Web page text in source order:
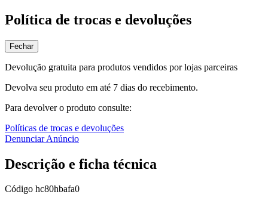
Política de trocas e devoluções
Fechar
Devolução gratuita para produtos vendidos por lojas parceiras
Devolva seu produto em até 7 dias do recebimento.
Para devolver o produto consulte:
Políticas de trocas e devoluções
Denunciar Anúncio
Descrição e ficha técnica
Código hc80hbafa0